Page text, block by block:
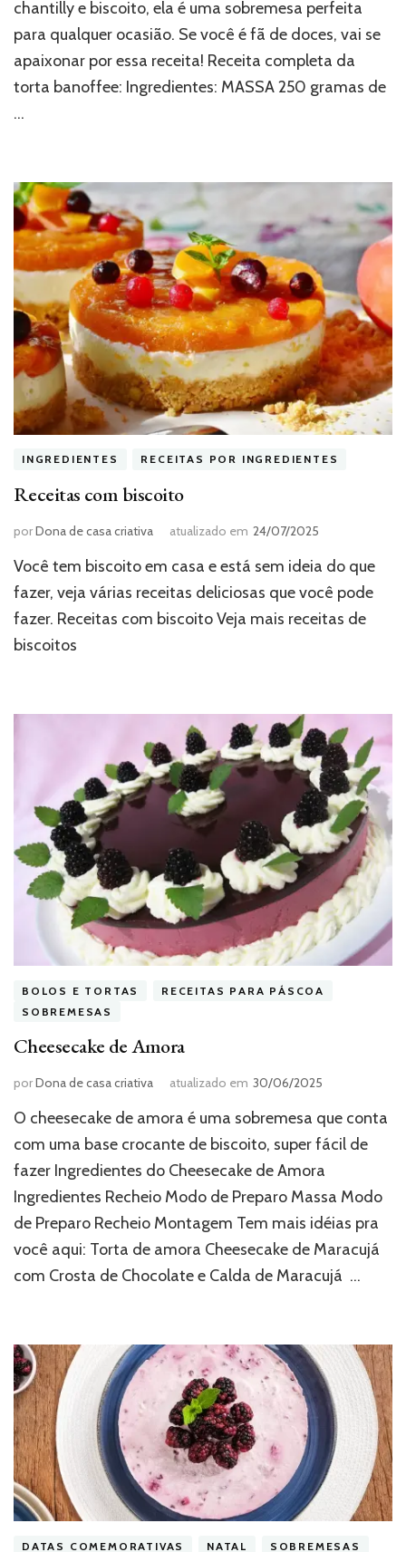
chantilly e biscoito, ela é uma sobremesa perfeita
para qualquer ocasião. Se você é fã de doces, vai se
apaixonar por essa receita! Receita completa da
torta banoffee: Ingredientes: MASSA 250 gramas de
…
INGREDIENTES RECEITAS POR INGREDIENTES
Receitas com biscoito
porDona de casa criativa atualizado em 24/07/2025
Você tem biscoito em casa e está sem ideia do que
fazer, veja várias receitas deliciosas que você pode
fazer. Receitas com biscoito Veja mais receitas de
biscoitos
BOLOS E TORTAS
RECEITAS PARA PÁSCOA
SOBREMESAS
Cheesecake de Amora
porDona de casa criativa atualizado em 30/06/2025
O cheesecake de amora é uma sobremesa que conta
com uma base crocante de biscoito, super fácil de
fazer Ingredientes do Cheesecake de Amora
Ingredientes Recheio Modo de Preparo Massa Modo
de Preparo Recheio Montagem Tem mais idéias pra
você aqui: Torta de amora Cheesecake de Maracujá
com Crosta de Chocolate e Calda de Maracujá …
DATAS COMEMORATIVAS NATAL SOBREMESAS